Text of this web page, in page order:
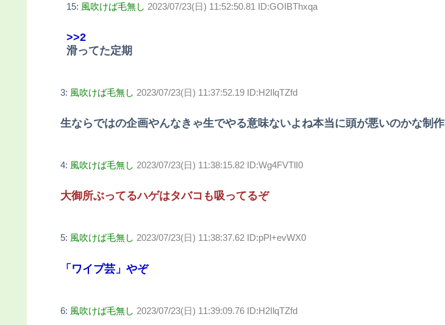
15: 風吹けば毛無し 2023/07/23(日) 11:52:50.81 ID:GOIBThxqa
>>2
滑ってた定期
3: 風吹けば毛無し 2023/07/23(日) 11:37:52.19 ID:H2IlqTZfd
生ならではの企画やんなきゃ生でやる意味ないよね本当に頭が悪いのかな制作
4: 風吹けば毛無し 2023/07/23(日) 11:38:15.82 ID:Wg4FVTlI0
大御所ぶってるハゲはタバコも吸ってるぞ
5: 風吹けば毛無し 2023/07/23(日) 11:38:37.62 ID:pPl+evWX0
「ワイプ芸」やぞ
6: 風吹けば毛無し 2023/07/23(日) 11:39:09.76 ID:H2IlqTZfd